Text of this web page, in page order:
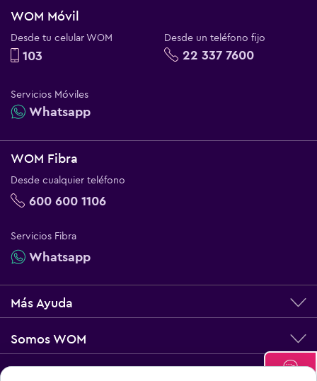
WOM Móvil
Desde tu celular WOM
103
Desde un teléfono fijo
22 337 7600
Servicios Móviles
Whatsapp
WOM Fibra
Desde cualquier teléfono
600 600 1106
Servicios Fibra
Whatsapp
Más Ayuda
Somos WOM